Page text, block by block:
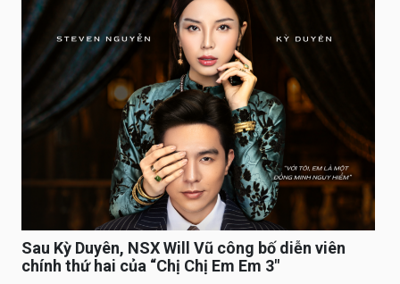
Sau Kỳ Duyên, NSX Will Vũ công bố diễn viên
chính thứ hai của “Chị Chị Em Em 3″